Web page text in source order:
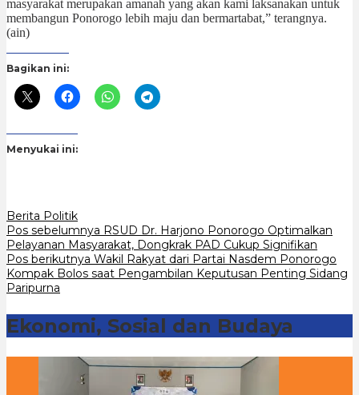
masyarakat merupakan amanah yang akan kami laksanakan untuk
membangun Ponorogo lebih maju dan bermartabat,” terangnya.
(ain)
Bagikan ini:
Menyukai ini:
Berita Politik
Navigasi
pos
Pos sebelumnya RSUD Dr. Harjono Ponorogo Optimalkan
Pelayanan Masyarakat, Dongkrak PAD Cukup Signifikan
Pos berikutnya Wakil Rakyat dari Partai Nasdem Ponorogo
Kompak Bolos saat Pengambilan Keputusan Penting Sidang
Paripurna
Ekonomi, Sosial dan Budaya